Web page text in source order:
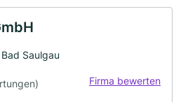
Saulgau
Firma bewerten